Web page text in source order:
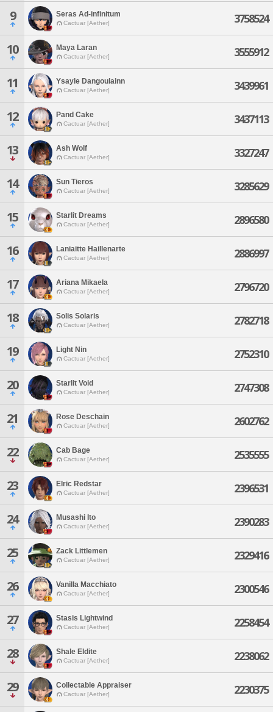
9 Seras Ad-infinitum
Cactuar [Aether] 3758524
10 Maya Laran
Cactuar [Aether] 3555912
11 Ysayle Dangoulainn
Cactuar [Aether] 3439961
12 Pand Cake
Cactuar [Aether] 3437113
13 Ash Wolf
Cactuar [Aether] 3327247
14 Sun Tieros
Cactuar [Aether] 3285629
15 Starlit Dreams
Cactuar [Aether] 2896580
16 Laniaitte Haillenarte
Cactuar [Aether] 2886997
17 Ariana Mikaela
Cactuar [Aether] 2796720
18 Solis Solaris
Cactuar [Aether] 2782718
19 Light Nin
Cactuar [Aether] 2752310
20 Starlit Void
Cactuar [Aether] 2747308
21 Rose Deschain
Cactuar [Aether] 2602762
22 Cab Bage
Cactuar [Aether] 2535555
23 Elric Redstar
Cactuar [Aether] 2396531
24 Musashi Ito
Cactuar [Aether] 2390283
25 Zack Littlemen
Cactuar [Aether] 2329416
26 Vanilla Macchiato
Cactuar [Aether] 2300546
27 Stasis Lightwind
Cactuar [Aether] 2258454
28 Shale Eldite
Cactuar [Aether] 2238062
29 Collectable Appraiser
Cactuar [Aether] 2230375